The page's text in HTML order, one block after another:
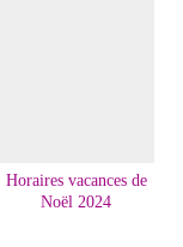
Horaires vacances de
Noël 2024